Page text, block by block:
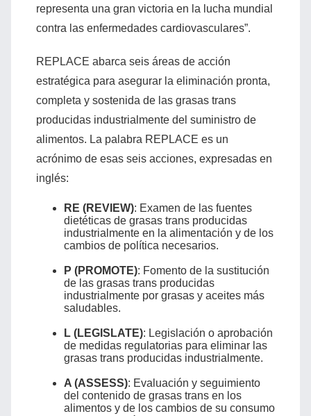
representa una gran victoria en la lucha mundial
contra las enfermedades cardiovasculares”.
REPLACE abarca seis áreas de acción
estratégica para asegurar la eliminación pronta,
completa y sostenida de las grasas trans
producidas industrialmente del suministro de
alimentos. La palabra REPLACE es un
acrónimo de esas seis acciones, expresadas en
inglés:
RE (REVIEW): Examen de las fuentes
dietéticas de grasas trans producidas
industrialmente en la alimentación y de los
cambios de política necesarios.
P (PROMOTE): Fomento de la sustitución
de las grasas trans producidas
industrialmente por grasas y aceites más
saludables.
L (LEGISLATE): Legislación o aprobación
de medidas regulatorias para eliminar las
grasas trans producidas industrialmente.
A (ASSESS): Evaluación y seguimiento
del contenido de grasas trans en los
alimentos y de los cambios de su consumo